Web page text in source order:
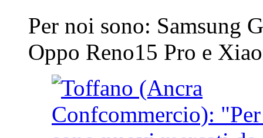
Per noi sono: Samsung
Oppo Reno15 Pro e